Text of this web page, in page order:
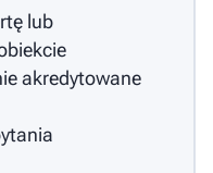
lub
akredytowane